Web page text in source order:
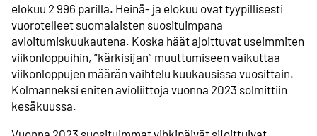
elokuu 2 996 parilla. Heinä- ja elokuu ovat tyypillisesti
vuorotelleet suomalaisten suosituimpana
avioitumiskuukautena. Koska häät ajoittuvat useimmiten
viikonloppuihin, “kärkisijan” muuttumiseen vaikuttaa
viikonloppujen määrän vaihtelu kuukausissa vuosittain.
Kolmanneksi eniten avioliittoja vuonna 2023 solmittiin
kesäkuussa.